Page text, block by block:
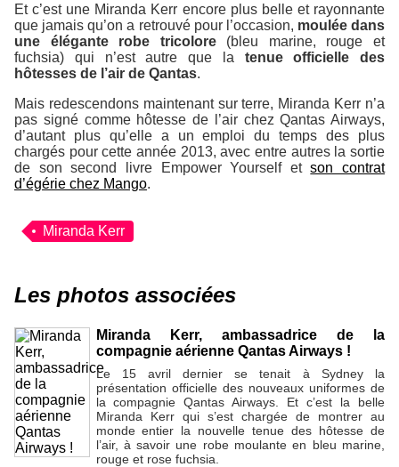
Et c’est une Miranda Kerr encore plus belle et rayonnante
que jamais qu’on a retrouvé pour l’occasion, moulée dans
une élégante robe tricolore(bleu marine, rouge et
fuchsia) qui n’est autre que la tenue officielle des
hôtesses de l’air de Qantas.
Mais redescendons maintenant sur terre, Miranda Kerr n’a
pas signé comme hôtesse de l’air chez Qantas Airways,
d’autant plus qu’elle a un emploi du temps des plus
chargés pour cette année 2013, avec entre autres la sortie
de son second livre Empower Yourself etson contrat
d’égérie chez Mango.
Miranda Kerr
Les photos associées
Miranda Kerr, ambassadrice de la
compagnie aérienne Qantas Airways !
Le 15 avril dernier se tenait à Sydney la
présentation officielle des nouveaux uniformes de
la compagnie Qantas Airways. Et c’est la belle
Miranda Kerr qui s’est chargée de montrer au
monde entier la nouvelle tenue des hôtesse de
l’air, à savoir une robe moulante en bleu marine,
rouge et rose fuchsia.